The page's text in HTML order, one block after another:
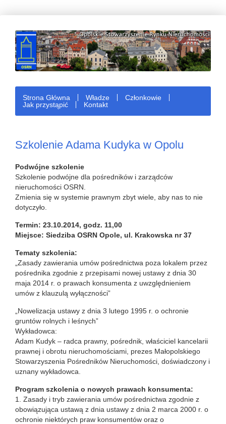
Strona Główna Władze
Członkowie
Jak przystąpić
Kontakt
Szkolenie Adama Kudyka w Opolu
Podwójne szkolenie
Szkolenie podwójne dla pośredników i zarządców
nieruchomości OSRN.
Zmienia się w systemie prawnym zbyt wiele, aby nas to nie
dotyczyło.
Termin: 23.10.2014, godz. 11,00
Miejsce: Siedziba OSRN Opole, ul. Krakowska nr 37
Tematy szkolenia:
„Zasady zawierania umów pośrednictwa poza lokalem przez
pośrednika zgodnie z przepisami nowej ustawy z dnia 30
maja 2014 r. o prawach konsumenta z uwzględnieniem
umów z klauzulą wyłączności”
„Nowelizacja ustawy z dnia 3 lutego 1995 r. o ochronie
gruntów rolnych i leśnych”
Wykładowca:
Adam Kudyk – radca prawny, pośrednik, właściciel kancelarii
prawnej i obrotu nieruchomościami, prezes Małopolskiego
Stowarzyszenia Pośredników Nieruchomości, doświadczony i
uznany wykładowca.
Program szkolenia o nowych prawach konsumenta:
1. Zasady i tryb zawierania umów pośrednictwa zgodnie z
obowiązująca ustawą z dnia ustawy z dnia 2 marca 2000 r. o
ochronie niektórych praw konsumentów oraz o